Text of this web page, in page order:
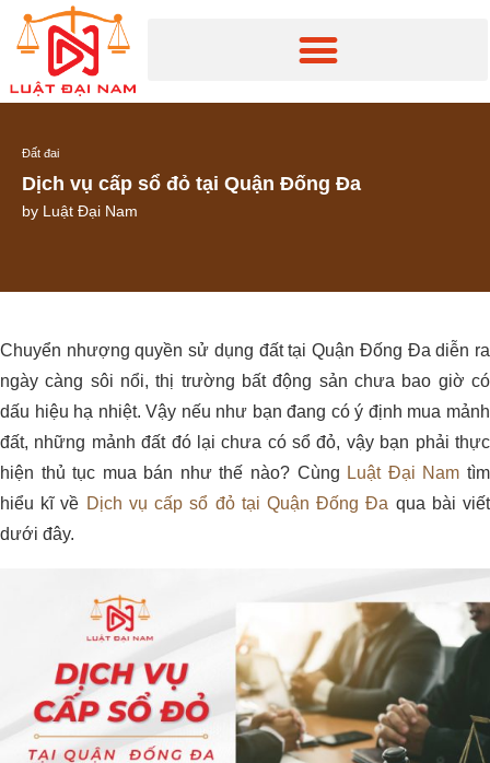
Đất đai
Dịch vụ cấp sổ đỏ tại Quận Đống Đa
by Luật Đại Nam
Chuyển nhượng quyền sử dụng đất tại Quận Đống Đa diễn ra
ngày càng sôi nổi, thị trường bất động sản chưa bao giờ có
dấu hiệu hạ nhiệt. Vậy nếu như bạn đang có ý định mua mảnh
đất, những mảnh đất đó lại chưa có sổ đỏ, vậy bạn phải thực
hiện thủ tục mua bán như thế nào? Cùng Luật Đại Nam tìm
hiểu kĩ về Dịch vụ cấp sổ đỏ tại Quận Đống Đa qua bài viết
dưới đây.